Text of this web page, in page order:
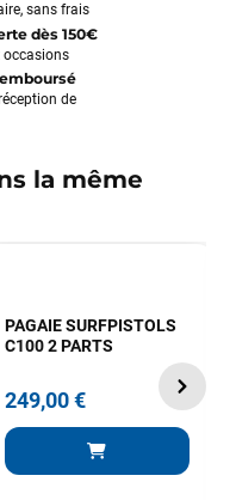
sans frais
dès 150€
occasions
de
la même
PAGAIE SURFPISTOLS
C100 2 PARTS
249,00 €